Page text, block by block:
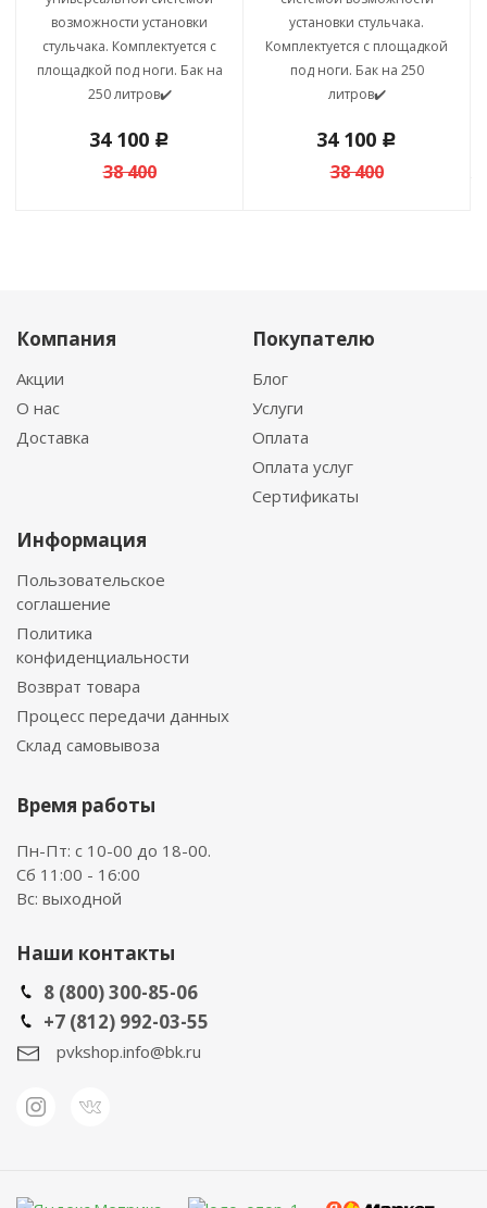
возможности установки
стульчака. Комплектуется с
площадкой под ноги. Бак на
250 литров✔️
34 100 c
38 400
установки стульчака.
Комплектуется с площадкой
под ноги. Бак на 250
литров✔️
34 100 c
38 400
Компания
Акции
О нас
Доставка
Покупателю
Блог
Услуги
Оплата
Оплата услуг
Сертификаты
Информация
Пользовательское
соглашение
Политика
конфиденциальности
Возврат товара
Процесс передачи данных
Склад самовывоза
Время работы
Пн-Пт: с 10-00 до 18-00.
Сб 11:00 - 16:00
Вс: выходной
Наши контакты
8 (800) 300-85-06
+7 (812) 992-03-55
pvkshop.info@bk.ru